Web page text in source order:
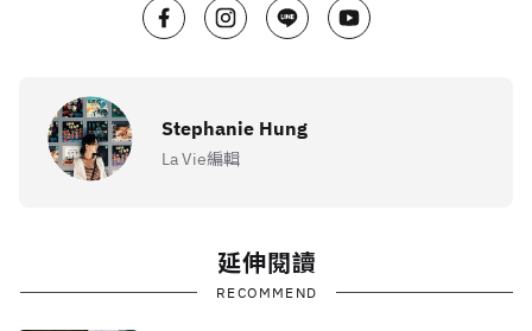
Stephanie Hung
La Vie編輯
延伸閱讀
RECOMMEND